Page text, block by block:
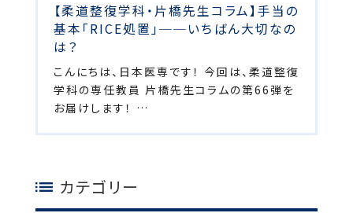
【柔道整復学科・片橋先生コラム】手当の
基本「RICE処置」──いちばん大切なの
は？
こんにちは、日本医専です！ 今回は、柔道整復
学科の専任教員 片橋先生コラムの第66弾を
お届けします！ …
カテゴリー